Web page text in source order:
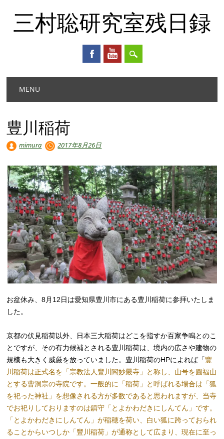
三村聡研究室残日録
Main menu
MENU
豊川稲荷
mimura 2017年8月26日
お盆休み、8月12日は愛知県豊川市にある豊川稲荷に参拝いたしま
した。
京都の伏見稲荷以外、日本三大稲荷はどこを指すか百家争鳴とのこ
とですが、その有力候補とされる豊川稲荷は、境内の広さや建物の
規模も大きく威厳を放っていました。豊川稲荷のHPによれば「豐
川稲荷は正式名を「宗教法人豐川閣妙嚴寺」と称し、山号を圓福山
とする曹洞宗の寺院です。一般的に「稲荷」と呼ばれる場合は「狐
を祀った神社」を想像される方が多数であると思われますが、当寺
でお祀りしておりますのは鎮守「とよかわだきにしんてん」です。
「とよかわだきにしんてん」が稲穂を荷い、白い狐に跨っておられ
ることからいつしか「豐川稲荷」が通称として広まり、現在に至っ